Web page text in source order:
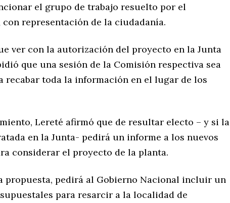
el grupo de trabajo resuelto por el
representación de la ciudadanía.
ver con la autorización del proyecto en la Junta
que una sesión de la Comisión respectiva sea
recabar toda la información en el lugar de los
Lereté afirmó que de resultar electo – y si la
en la Junta- pedirá un informe a los nuevos
considerar el proyecto de la planta.
propuesta, pedirá al Gobierno Nacional incluir un
para resarcir a la localidad de